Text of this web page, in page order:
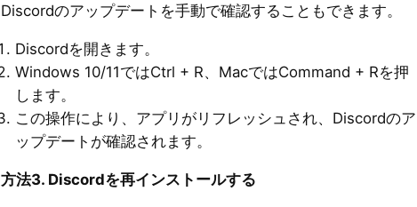
Discordのアップデートを手動で確認することもできます。
Discordを開きます。
Windows 10/11ではCtrl + R、MacではCommand + Rを押
します。
この操作により、アプリがリフレッシュされ、Discordのア
ップデートが確認されます。
方法3. Discordを再インストールする